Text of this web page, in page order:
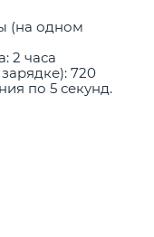
(на одном
2 часа
720
по 5 секунд.